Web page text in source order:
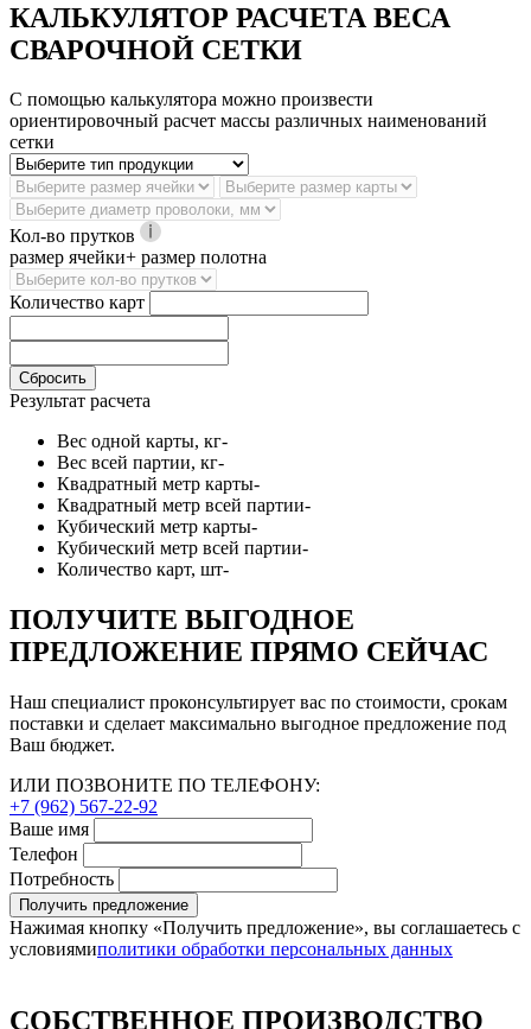
КАЛЬКУЛЯТОР РАСЧЕТА ВЕСА
СВАРОЧНОЙ СЕТКИ
С помощью калькулятора можно произвести
ориентировочный расчет массы различных наименований
сетки
Кол-во прутков
размер ячейки+ размер полотна
Количество карт
Сбросить
Результат расчета
Вес одной карты, кг-
Вес всей партии, кг-
Квадратный метр карты-
Квадратный метр всей партии-
Кубический метр карты-
Кубический метр всей партии-
Количество карт, шт-
ПОЛУЧИТЕ ВЫГОДНОЕ
ПРЕДЛОЖЕНИЕ ПРЯМО СЕЙЧАС
Наш специалист проконсультирует вас по стоимости, срокам
поставки и сделает максимально выгодное предложение под
Ваш бюджет.
ИЛИ ПОЗВОНИТЕ ПО ТЕЛЕФОНУ:
+7 (962) 567-22-92
Ваше имя
Телефон
Потребность
Получить предложение
Нажимая кнопку «Получить предложение», вы соглашаетесь с
условиямиполитики обработки персональных данных
СОБСТВЕННОЕ ПРОИЗВОДСТВО